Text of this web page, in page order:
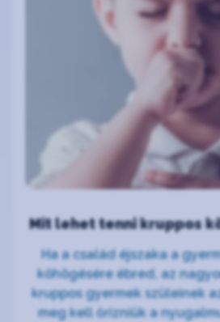
Mit lehet tenni kruppos
Ha a család éjszaka a
köhögésére ébred, az
kruppos gyermek szüleinek
meg kell őrizniük a